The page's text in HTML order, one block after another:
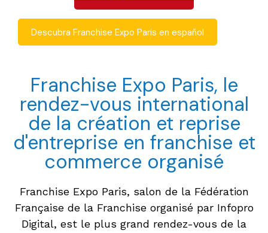
Descubra Franchise Expo Paris en español
Franchise Expo Paris, le
rendez-vous international
de la création et reprise
d'entreprise en franchise et
commerce organisé
Franchise Expo Paris, salon de la Fédération
Française de la Franchise organisé par Infopro
Digital, est le plus grand rendez-vous de la